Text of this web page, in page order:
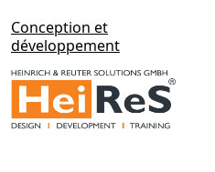
Conception et
développement